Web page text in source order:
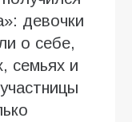
девочки
о себе,
семьях и